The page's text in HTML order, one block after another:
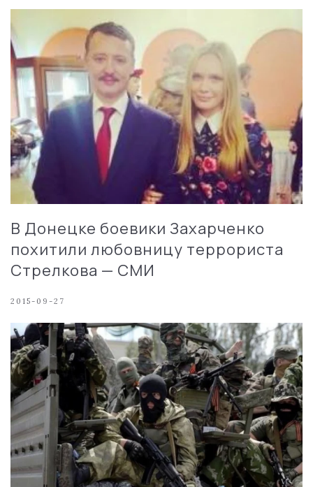
В Донецке боевики Захарченко
похитили любовницу террориста
Стрелкова — СМИ
2015-09-27